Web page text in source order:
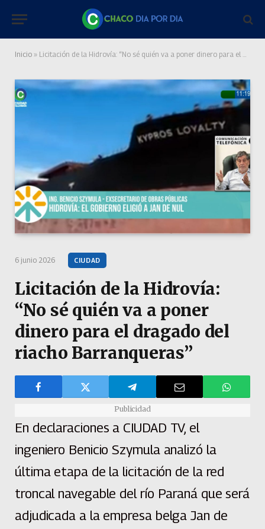
Inicio » Licitación de la Hidrovía: “No sé quién va a poner dinero para el dragado del riacho Barranqueras”
6 junio 2026 CIUDAD
Licitación de la Hidrovía:
“No sé quién va a poner
dinero para el dragado del
riacho Barranqueras”
Publicidad
En declaraciones a CIUDAD TV, el
ingeniero Benicio Szymula analizó la
última etapa de la licitación de la red
troncal navegable del río Paraná que será
adjudicada a la empresa belga Jan de